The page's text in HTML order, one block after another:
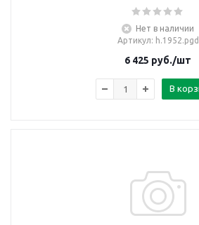
Нет в наличии
Артикул: h.1952.pgd
6 425 руб./шт
В